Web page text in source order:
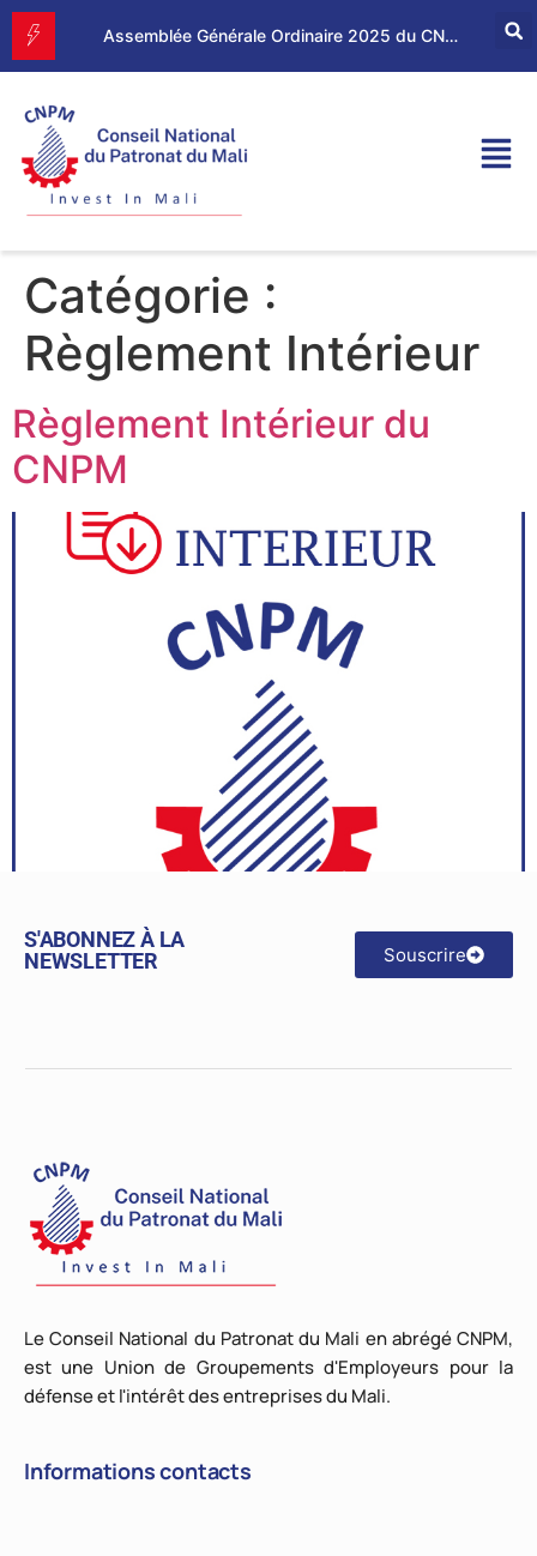
Assemblée Générale Ordinaire 2025 du CNPM
Catégorie :
Règlement Intérieur
Règlement Intérieur du
CNPM
S'ABONNEZ À LA
NEWSLETTER
Souscrire
Le Conseil National du Patronat du Mali en abrégé CNPM,
est une Union de Groupements d'Employeurs pour la
défense et l'intérêt des entreprises du Mali.
Informations contacts